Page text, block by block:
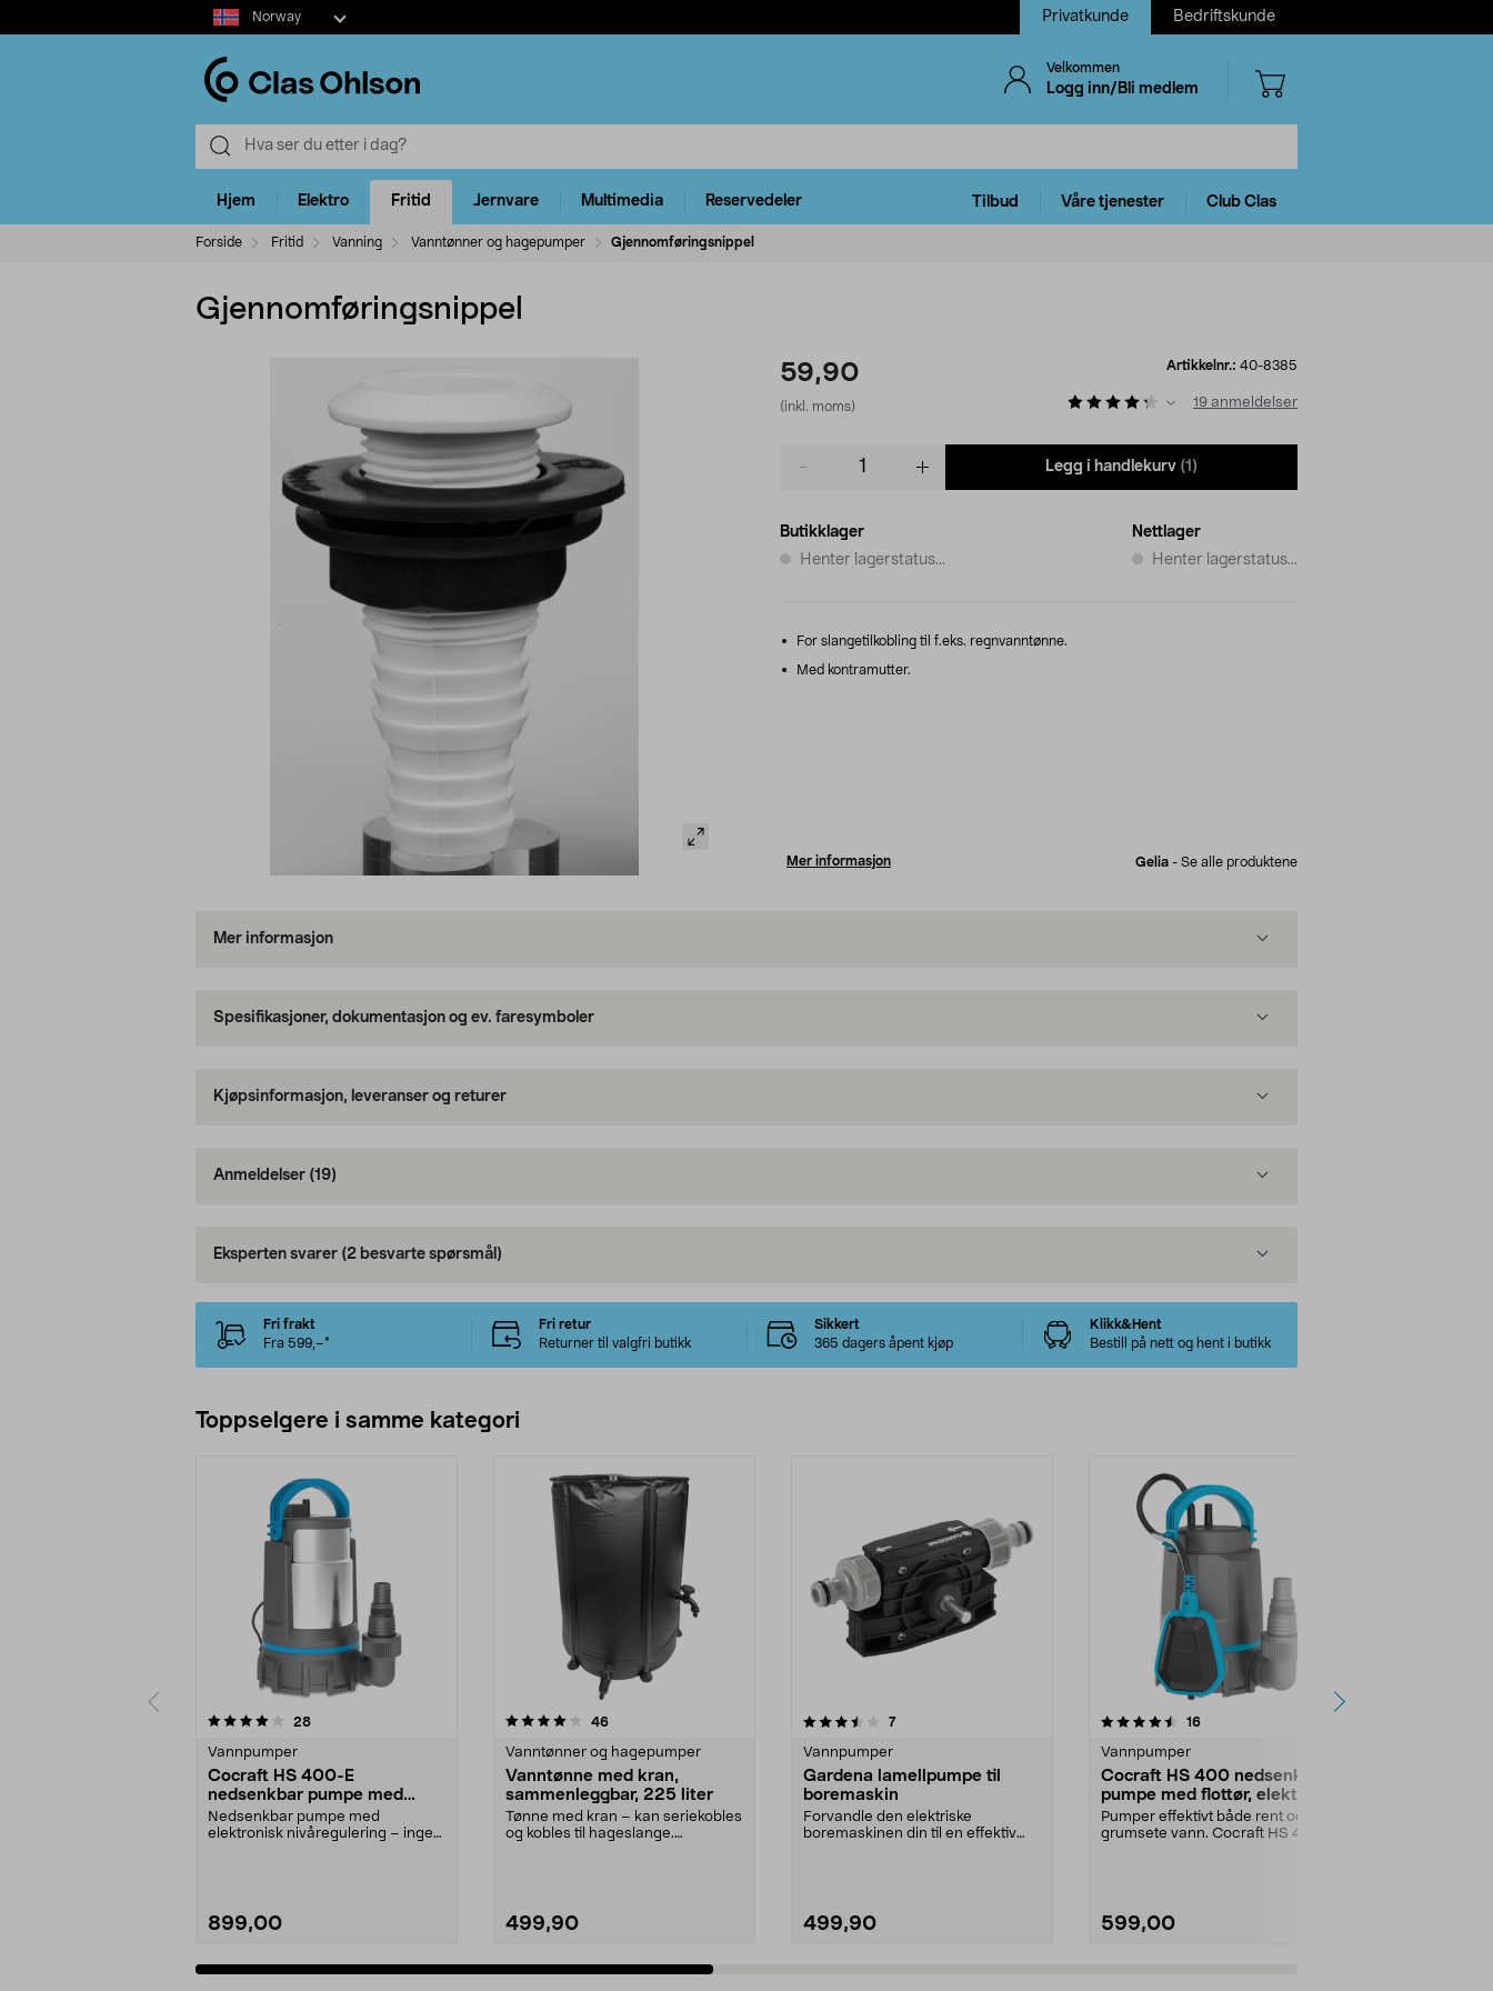
Select
market
Norway Privatkunde Bedriftskunde
Velkommen
Logg inn/Bli medlem
Hjem Elektro Fritid Jernvare Multimedia Reservedeler Tilbud Våre tjenester Club Clas
Forside Fritid Vanning Vanntønner og hagepumper Gjennomføringsnippel
Gjennomføringsnippel
59,90
(inkl. moms)
Artikkelnr.: 40-8385
19 anmeldelser
Legg i handlekurv (1)
Butikklager
Henter lagerstatus...
Nettlager
Henter lagerstatus...
For slangetilkobling til f.eks. regnvanntønne.
Med kontramutter.
Mer informasjon Gelia - Se alle produktene
Mer informasjon
Spesifikasjoner, dokumentasjon og ev. faresymboler
Kjøpsinformasjon, leveranser og returer
Anmeldelser (19)
Eksperten svarer (2 besvarte spørsmål)
Fri frakt
Fra 599,–*
Fri retur
Returner til valgfri butikk
Sikkert
365 dagers åpent kjøp
Klikk&Hent
Bestill på nett og hent i butikk
Toppselgere i samme kategori
28anmeldelser
Vannpumper
Cocraft HS 400-E
nedsenkbar pumpe med
elektronisk nivåvakt
Nedsenkbar pumpe med
elektronisk nivåregulering – ingen
899,00
4.0 av 5 stjerner 46anmeldelser
Vanntønner og hagepumper
Vanntønne med kran,
sammenleggbar, 225 liter
Tønne med kran – kan seriekobles
og kobles til hageslange.
499,90
3.5 av 5 stjerner 7anmeldelser
Vannpumper
Gardena lamellpumpe til
boremaskin
Forvandle den elektriske
boremaskinen din til en effektiv
499,90
4.5 av 5 stjerner 16anmeldelser
Vannpumper
Cocraft HS 400 nedsenkbar
pumpe med flottør, elektrisk
Pumper effektivt både rent og
grumsete vann. Cocraft HS 400 –
599,00
4.5 av 5 stjerner